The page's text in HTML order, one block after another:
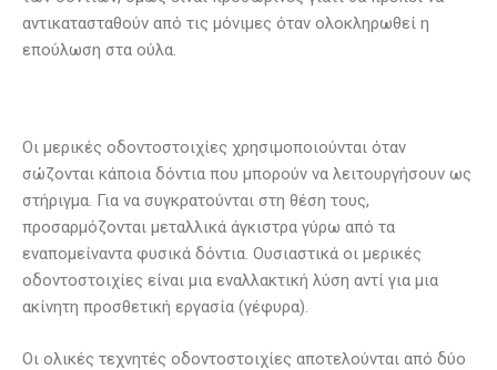
αντικατασταθούν από τις μόνιμες όταν ολοκληρωθεί η
επούλωση στα ούλα.
Οι μερικές οδοντοστοιχίες χρησιμοποιούνται όταν
σώζονται κάποια δόντια που μπορούν να λειτουργήσουν ως
στήριγμα. Για να συγκρατούνται στη θέση τους,
προσαρμόζονται μεταλλικά άγκιστρα γύρω από τα
εναπομείναντα φυσικά δόντια. Ουσιαστικά οι μερικές
οδοντοστοιχίες είναι μια εναλλακτική λύση αντί για μια
ακίνητη προσθετική εργασία (γέφυρα).
Οι ολικές τεχνητές οδοντοστοιχίες αποτελούνται από δύο